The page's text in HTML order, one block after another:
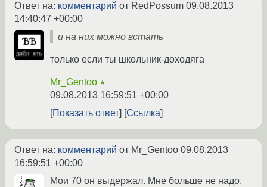
Ответ на: комментарий от RedPossum 09.08.2013
14:40:47 +00:00
и на них можно встать
только если ты школьник-доходяга
Mr_Gentoo ★
09.08.2013 16:59:51 +00:00
Показать ответ
Ссылка
Ответ на: комментарий от Mr_Gentoo 09.08.2013
16:59:51 +00:00
Мои 70 он выдержал. Мне больше не надо.